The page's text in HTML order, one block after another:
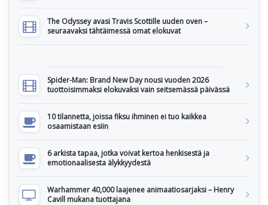
The Odyssey avasi Travis Scottille uuden oven –
seuraavaksi tähtäimessä omat elokuvat
Spider-Man: Brand New Day nousi vuoden 2026
tuottoisimmaksi elokuvaksi vain seitsemässä päivässä
10 tilannetta, joissa fiksu ihminen ei tuo kaikkea
osaamistaan esiin
6 arkista tapaa, jotka voivat kertoa henkisestä ja
emotionaalisesta älykkyydestä
Warhammer 40,000 laajenee animaatiosarjaksi – Henry
Cavill mukana tuottajana